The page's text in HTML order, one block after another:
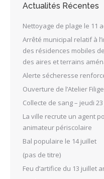
Actualités Récentes
Nettoyage de plage le 11
Arrêté municipal relatif à
des résidences mobiles
des aires et terrains
Alerte sécheresse
Ouverture de l’Atelier
Collecte de sang – jeudi
La ville recrute un agent
animateur périscolaire
Bal populaire le 14 juillet
(pas de titre)
Feu d’artifice du 13 juillet